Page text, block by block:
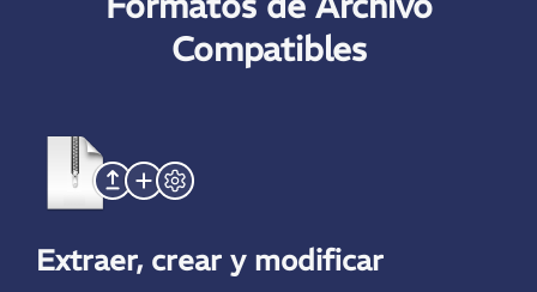
Compatibles
Extraer, crear y modificar